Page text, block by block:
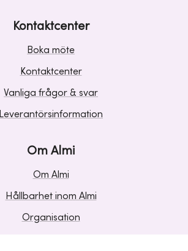
Kontaktcenter
Boka möte
Kontaktcenter
Vanliga frågor & svar
Leverantörsinformation
Om Almi
Om Almi
Hållbarhet inom Almi
Organisation